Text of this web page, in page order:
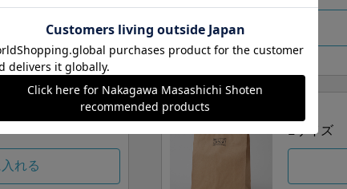
れる
れる
Lサイズ